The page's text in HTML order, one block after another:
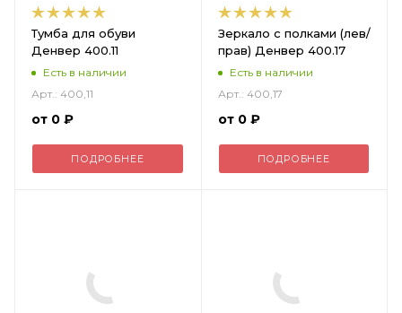
Тумба для обуви
Денвер 400.11
Есть в наличии
Арт.: 400,11
от 0 ₽
ПОДРОБНЕЕ
Зеркало с полками (лев/
прав) Денвер 400.17
Есть в наличии
Арт.: 400,17
от 0 ₽
ПОДРОБНЕЕ